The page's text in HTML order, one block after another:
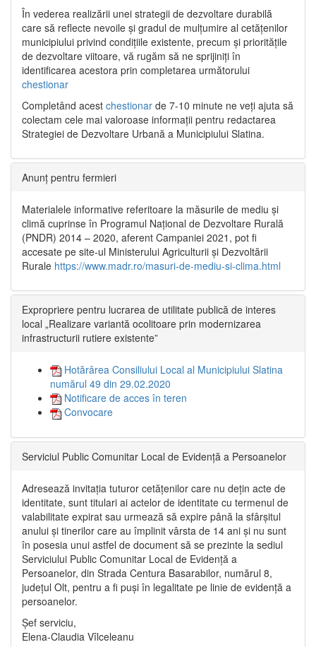
În vederea realizării unei strategii de dezvoltare durabilă
care să reflecte nevoile și gradul de mulțumire al cetățenilor
municipiului privind condițiile existente, precum și prioritățile
de dezvoltare viitoare, vă rugăm să ne sprijiniți în
identificarea acestora prin completarea următorului
chestionar
Completând acest chestionar de 7-10 minute ne veți ajuta să
colectam cele mai valoroase informații pentru redactarea
Strategiei de Dezvoltare Urbană a Municipiului Slatina.
Anunț pentru fermieri
Materialele informative referitoare la măsurile de mediu și
climă cuprinse în Programul Național de Dezvoltare Rurală
(PNDR) 2014 – 2020, aferent Campaniei 2021, pot fi
accesate pe site-ul Ministerului Agriculturii și Dezvoltării
Rurale https://www.madr.ro/masuri-de-mediu-si-clima.html
Expropriere pentru lucrarea de utilitate publică de interes
local „Realizare variantă ocolitoare prin modernizarea
infrastructurii rutiere existente”
Hotărârea Consiliului Local al Municipiului Slatina
numărul 49 din 29.02.2020
Notificare de acces în teren
Convocare
Serviciul Public Comunitar Local de Evidență a Persoanelor
Adresează invitația tuturor cetățenilor care nu dețin acte de
identitate, sunt titulari ai actelor de identitate cu termenul de
valabilitate expirat sau urmează să expire până la sfârșitul
anului și tinerilor care au împlinit vârsta de 14 ani și nu sunt
în posesia unui astfel de document să se prezinte la sediul
Serviciului Public Comunitar Local de Evidență a
Persoanelor, din Strada Centura Basarabilor, numărul 8,
județul Olt, pentru a fi puși în legalitate pe linie de evidență a
persoanelor.
Șef serviciu,
Elena-Claudia Vîlceleanu